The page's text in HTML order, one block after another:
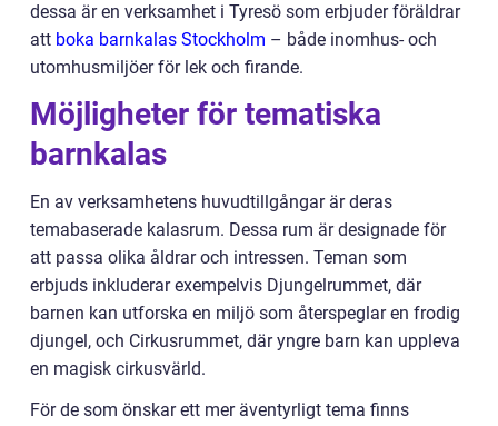
dessa är en verksamhet i Tyresö som erbjuder föräldrar
att boka barnkalas Stockholm – både inomhus- och
utomhusmiljöer för lek och firande.
Möjligheter för tematiska
barnkalas
En av verksamhetens huvudtillgångar är deras
temabaserade kalasrum. Dessa rum är designade för
att passa olika åldrar och intressen. Teman som
erbjuds inkluderar exempelvis Djungelrummet, där
barnen kan utforska en miljö som återspeglar en frodig
djungel, och Cirkusrummet, där yngre barn kan uppleva
en magisk cirkusvärld.
För de som önskar ett mer äventyrligt tema finns